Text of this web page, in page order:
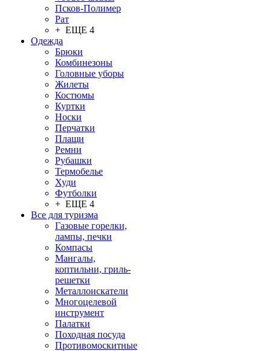
Псков-Полимер
Рат
+ ЕЩЕ 4
Одежда
Брюки
Комбинезоны
Головные уборы
Жилеты
Костюмы
Куртки
Носки
Перчатки
Плащи
Ремни
Рубашки
Термобелье
Худи
Футболки
+ ЕЩЕ 4
Все для туризма
Газовые горелки,
лампы, печки
Компасы
Мангалы,
коптильни, гриль-
решетки
Металлоискатели
Многоцелевой
инструмент
Палатки
Походная посуда
Противомоскитные